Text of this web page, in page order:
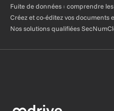
Fuite de données : comprendre
Créez et co-éditez vos documents
Nos solutions qualifiées